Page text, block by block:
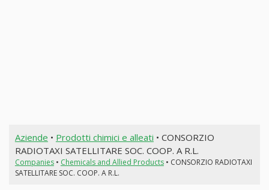
Aziende • Prodotti chimici e alleati • CONSORZIO
RADIOTAXI SATELLITARE SOC. COOP. A R.L.
Companies• Chemicals and Allied Products• CONSORZIO RADIOTAXI
SATELLITARE SOC. COOP. A R.L.